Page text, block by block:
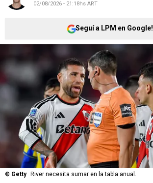
02/08/2026 - 21:18hs ART
Seguí a LPM en Google!
© Getty River necesita sumar en la tabla anual.